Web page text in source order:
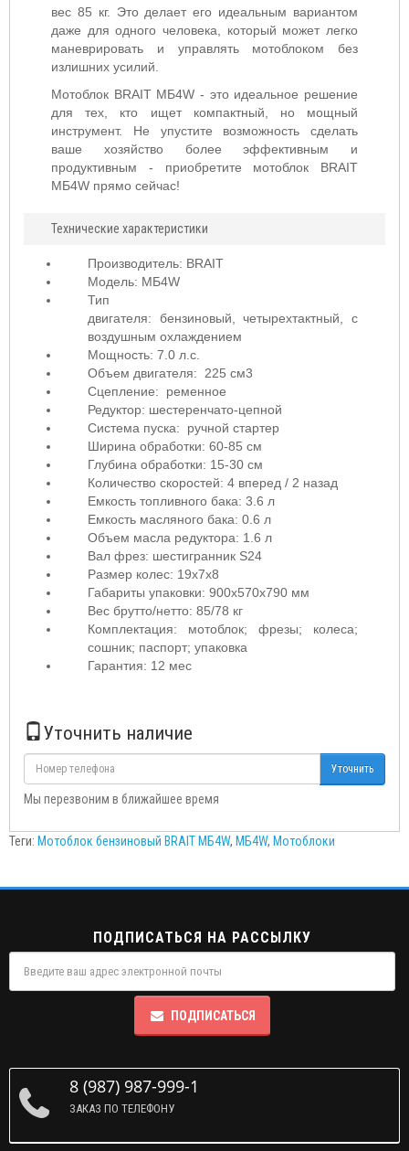
вес 85 кг. Это делает его идеальным вариантом
даже для одного человека, который может легко
маневрировать и управлять мотоблоком без
излишних усилий.
Мотоблок BRAIT МБ4W - это идеальное решение
для тех, кто ищет компактный, но мощный
инструмент. Не упустите возможность сделать
ваше хозяйство более эффективным и
продуктивным - приобретите мотоблок BRAIT
МБ4W прямо сейчас!
Технические характеристики
Производитель: BRAIT
Модель: МБ4W
Тип
двигателя: бензиновый ,четырехтактный, с
воздушным охлаждением
Мощность: 7.0 л.с.
Объем двигателя: 225 см3
Сцепление: ременное
Редуктор: шестеренчато-цепной
Система пуска: ручной стартер
Ширина обработки: 60-85 см
Глубина обработки: 15-30 см
Количество скоростей: 4 вперед / 2 назад
Емкость топливного бака: 3.6 л
Емкость масляного бака: 0.6 л
Объем масла редуктора: 1.6 л
Вал фрез: шестигранник S24
Размер колес: 19х7х8
Габариты упаковки: 900х570х790 мм
Вес брутто/нетто: 85/78 кг
Комплектация: мотоблок; фрезы; колеса;
сошник; паспорт; упаковка
Гарантия: 12 мес
Уточнить наличие
Уточнить
Мы перезвоним в ближайшее время
Теги: Мотоблок бензиновый BRAIT МБ4W, МБ4W, Мотоблоки
ПОДПИСАТЬСЯ НА РАССЫЛКУ
ПОДПИСАТЬСЯ
8 (987) 987-999-1
ЗАКАЗ ПО ТЕЛЕФОНУ